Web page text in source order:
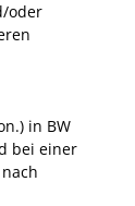
oder
in BW
bei einer